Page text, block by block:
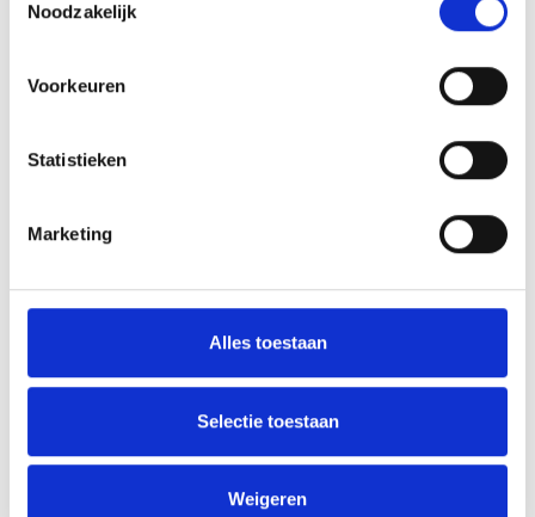
Noodzakelijk
Voorkeuren
Statistieken
Marketing
Alles toestaan
Selectie toestaan
Weigeren
Achternaam
Geboortedatum
Geboorteplaats